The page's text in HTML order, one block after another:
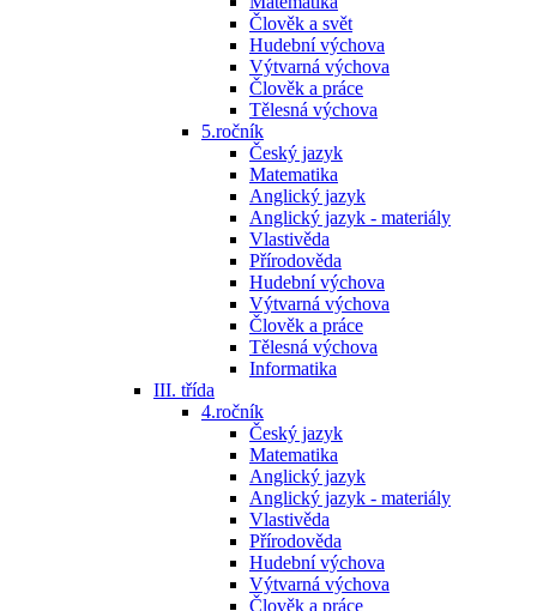
Člověk a svět
Hudební výchova
Výtvarná výchova
Člověk a práce
Tělesná výchova
5.ročník
Český jazyk
Matematika
Anglický jazyk
Anglický jazyk - materiály
Vlastivěda
Přírodověda
Hudební výchova
Výtvarná výchova
Člověk a práce
Tělesná výchova
Informatika
III. třída
4.ročník
Český jazyk
Matematika
Anglický jazyk
Anglický jazyk - materiály
Vlastivěda
Přírodověda
Hudební výchova
Výtvarná výchova
Člověk a práce